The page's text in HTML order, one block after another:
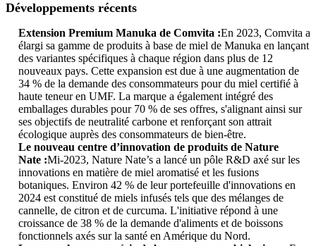
Développements récents
Extension Premium Manuka de Comvita :En 2023, Comvita a
élargi sa gamme de produits à base de miel de Manuka en lançant
des variantes spécifiques à chaque région dans plus de 12
nouveaux pays. Cette expansion est due à une augmentation de
34 % de la demande des consommateurs pour du miel certifié à
haute teneur en UMF. La marque a également intégré des
emballages durables pour 70 % de ses offres, s'alignant ainsi sur
ses objectifs de neutralité carbone et renforçant son attrait
écologique auprès des consommateurs de bien-être.
Le nouveau centre d’innovation de produits de Nature
Nate :Mi-2023, Nature Nate’s a lancé un pôle R&D axé sur les
innovations en matière de miel aromatisé et les fusions
botaniques. Environ 42 % de leur portefeuille d'innovations en
2024 est constitué de miels infusés tels que des mélanges de
cannelle, de citron et de curcuma. L'initiative répond à une
croissance de 38 % de la demande d'aliments et de boissons
fonctionnels axés sur la santé en Amérique du Nord.